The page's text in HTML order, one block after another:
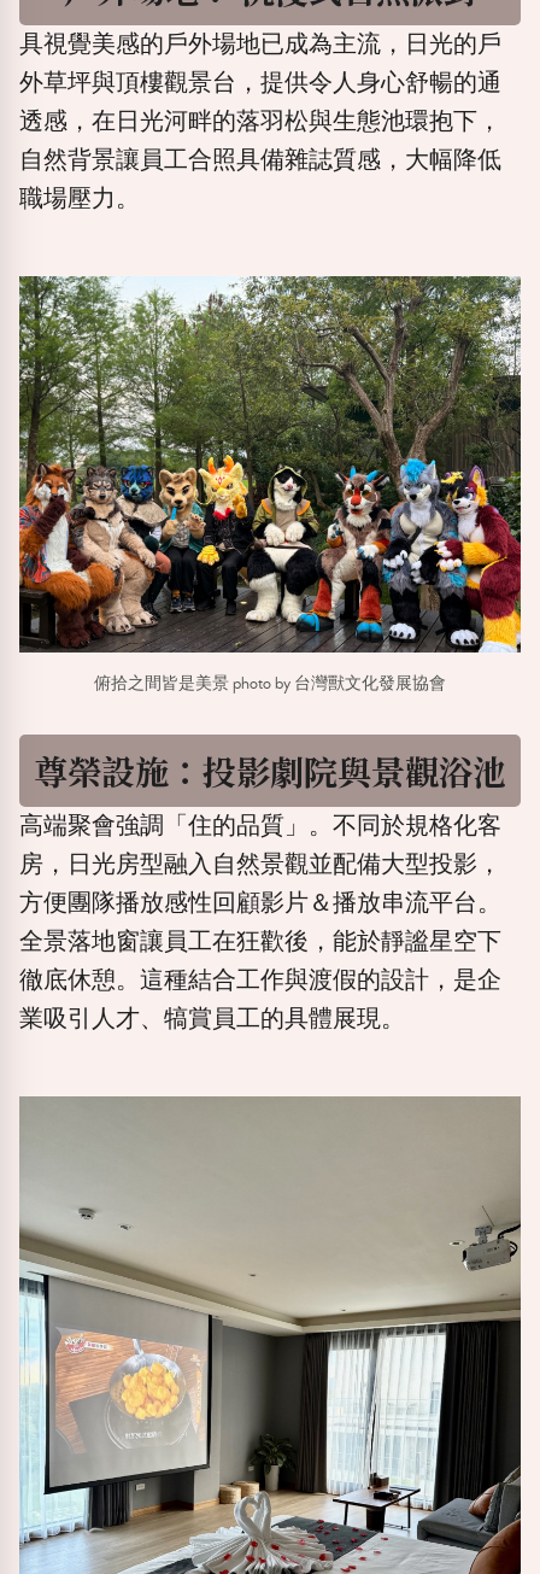
具視覺美感的戶外場地已成為主流，日光的戶
外草坪與頂樓觀景台，提供令人身心舒暢的通
透感，在日光河畔的落羽松與生態池環抱下，
自然背景讓員工合照具備雜誌質感，大幅降低
職場壓力。
俯拾之間皆是美景 photo by 台灣獸文化發展協會
尊榮設施：投影劇院與景觀浴池
高端聚會強調「住的品質」。不同於規格化客
房，日光房型融入自然景觀並配備大型投影，
方便團隊播放感性回顧影片＆播放串流平台。
全景落地窗讓員工在狂歡後，能於靜謐星空下
徹底休憩。這種結合工作與渡假的設計，是企
業吸引人才、犒賞員工的具體展現。